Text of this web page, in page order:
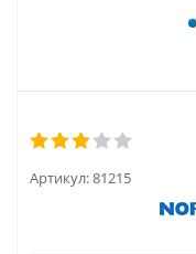
Артикул:81215